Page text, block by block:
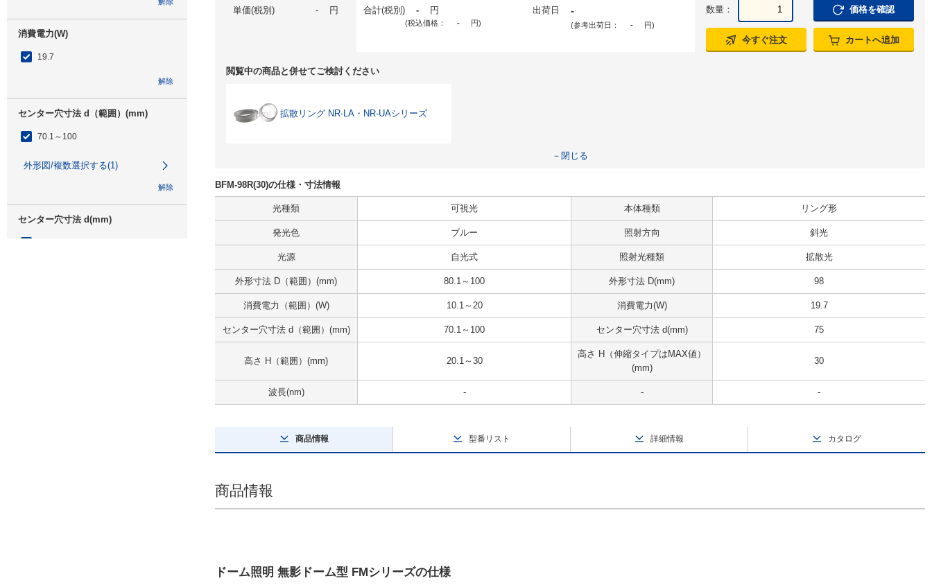
消費電力(W)
19.7
解除
センター穴寸法 d（範囲）(mm)
70.1～100
外形図/複数選択する(1)
解除
センター穴寸法 d(mm)
単価(税別) - 円 合計(税別) - 円
(税込価格： - 円)
出荷日 -
(参考出荷日： - 円)
数量： 価格を確認
今すぐ注文 カートへ追加
閲覧中の商品と併せてご検討ください
拡散リング NR-LA・NR-UAシリーズ
－閉じる
BFM-98R(30)の仕様・寸法情報
光種類 可視光 本体種類 リング形
発光色 ブルー 照射方向 斜光
光源 自光式 照射光種類 拡散光
外形寸法 D（範囲）(mm) 80.1～100 外形寸法 D(mm) 98
消費電力（範囲）(W) 10.1～20 消費電力(W) 19.7
センター穴寸法 d（範囲）(mm) 70.1～100 センター穴寸法 d(mm) 75
高さ H（範囲）(mm) 20.1～30
高さ H（伸縮タイプはMAX値）
(mm)
30
波長(nm) - - -
商品情報 型番リスト 詳細情報 カタログ
商品情報
ドーム照明 無影ドーム型 FMシリーズの仕様